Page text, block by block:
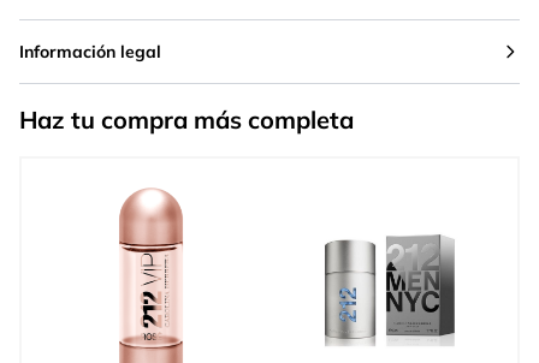
Información legal
Haz tu compra más completa